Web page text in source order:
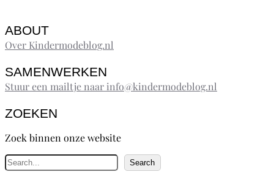
ABOUT
Over Kindermodeblog.nl
SAMENWERKEN
Stuur een mailtje naar info@kindermodeblog.nl
ZOEKEN
Zoek binnen onze website
Z
o
Search